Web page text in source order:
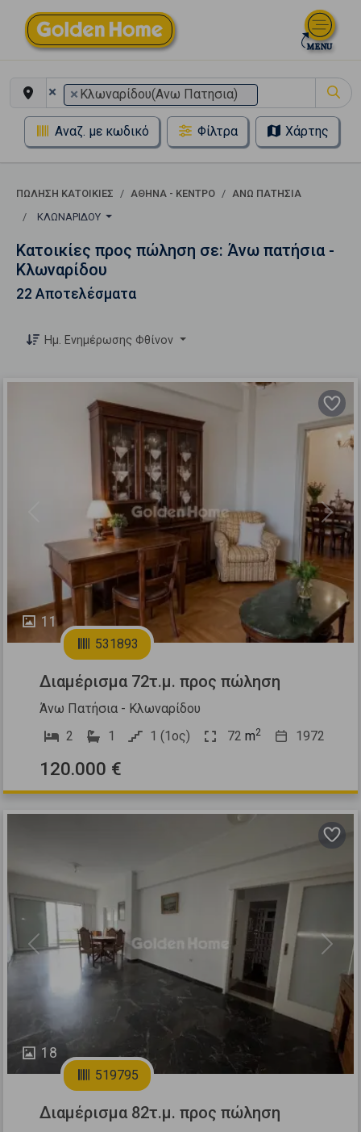
× × Κλωναρίδου(Ανω Πατησια)
Αναζ. με κωδικό Φίλτρα Χάρτης
ΠΏΛΗΣΗ ΚΑΤΟΙΚΊΕΣ ΑΘΉΝΑ - ΚΈΝΤΡΟ
ΆΝΩ ΠΑΤΉΣΙΑ
ΚΛΩΝΑΡΊΔΟΥ
Κατοικίες προς πώληση σε: Άνω πατήσια -
Κλωναρίδου
22 Αποτελέσματα
Ημ. Ενημέρωσης Φθίνον
11
Next
531893
Διαμέρισμα 72τ.μ. προς πώληση
Άνω Πατήσια - Κλωναρίδου
2
1 1 (1ος) 72 m2 1972
120.000 €
18
Previous Next
519795
Διαμέρισμα 82τ.μ. προς πώληση